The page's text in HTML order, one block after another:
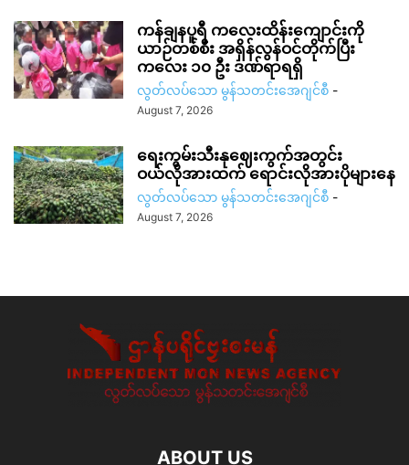
ကန်ချနပူရီ ကလေးထိန်းကျောင်းကို
ယာဉ်တစ်စီး အရှိန်လွန်ဝင်တိုက်ပြီး
ကလေး ၁၀ ဦး ဒဏ်ရာရရှိ
လွတ်လပ်သော မွန်သတင်းအေဂျင်စီ -
August 7, 2026
ရေးကွမ်းသီးနုဈေးကွက်အတွင်း
ဝယ်လိုအားထက် ရောင်းလိုအားပိုများနေ
လွတ်လပ်သော မွန်သတင်းအေဂျင်စီ -
August 7, 2026
ABOUT US